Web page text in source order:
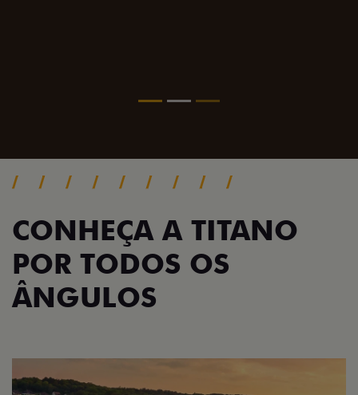
Pack tecnologia
CONHEÇA A TITANO
POR TODOS OS
ÂNGULOS